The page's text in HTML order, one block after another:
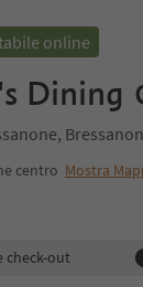
online
Dining
centro Mostra
prenotazione
check-out